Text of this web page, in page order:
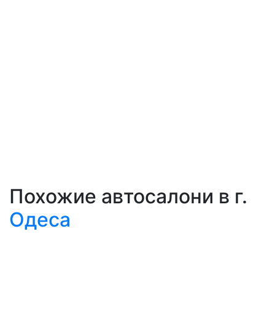
Похожие автосалони в г.
Одеса